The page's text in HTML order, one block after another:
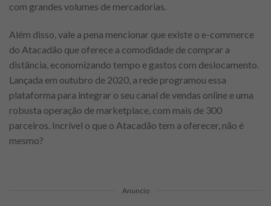
com grandes volumes de mercadorias.
Além disso, vale a pena mencionar que existe o e-commerce
do Atacadão que oferece a comodidade de comprar a
distância, economizando tempo e gastos com deslocamento.
Lançada em outubro de 2020, a rede programou essa
plataforma para integrar o seu canal de vendas online e uma
robusta operação de marketplace, com mais de 300
parceiros. Incrível o que o Atacadão tem a oferecer, não é
mesmo?
Anuncio